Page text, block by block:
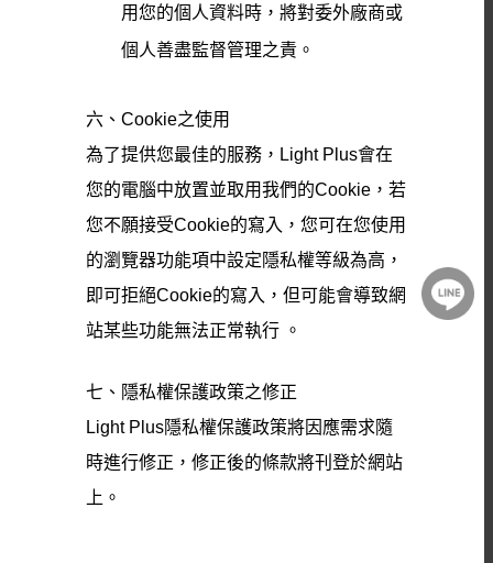
用您的個人資料時，將對委外廠商或
個人善盡監督管理之責。
六、Cookie之使用
為了提供您最佳的服務，Light Plus會在
您的電腦中放置並取用我們的Cookie，若
您不願接受Cookie的寫入，您可在您使用
的瀏覽器功能項中設定隱私權等級為高，
即可拒絕Cookie的寫入，但可能會導致網
站某些功能無法正常執行 。
七、隱私權保護政策之修正
Light Plus隱私權保護政策將因應需求隨
時進行修正，修正後的條款將刊登於網站
上。